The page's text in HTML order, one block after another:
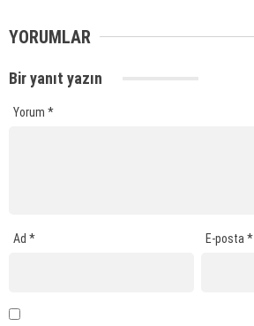
YORUMLAR
Bir yanıt yazın
Yorum *
Ad * E-posta*